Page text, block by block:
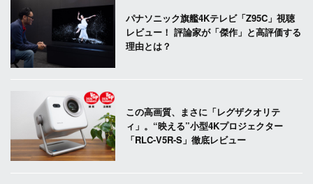
パナソニック旗艦4Kテレビ「Z95C」視聴
レビュー！ 評論家が「傑作」と高評価する
理由とは？
この高画質、まさに「レグザクオリテ
ィ」。“映える”小型4Kプロジェクター
「RLC-V5R-S」徹底レビュー